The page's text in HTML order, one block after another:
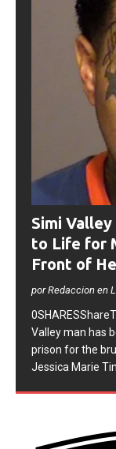
Simi
to Life for
Front of
por Redaccion en
Valley man has
prison for the
Jessica Marie